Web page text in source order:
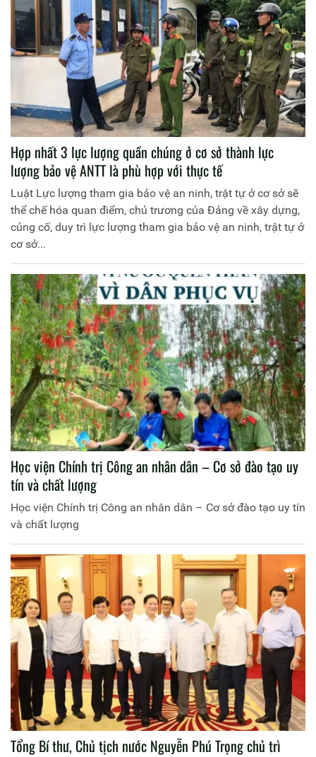
Hợp nhất 3 lực lượng quần chúng ở cơ sở thành lực
lượng bảo vệ ANTT là phù hợp với thực tế
Luật Lực lượng tham gia bảo vệ an ninh, trật tự ở cơ sở sẽ
thể chế hóa quan điểm, chủ trương của Đảng về xây dựng,
củng cố, duy trì lực lượng tham gia bảo vệ an ninh, trật tự ở
cơ sở...
Học viện Chính trị Công an nhân dân – Cơ sở đào tạo uy
tín và chất lượng
Học viện Chính trị Công an nhân dân – Cơ sở đào tạo uy tín
và chất lượng
Tổng Bí thư, Chủ tịch nước Nguyễn Phú Trọng chủ trì